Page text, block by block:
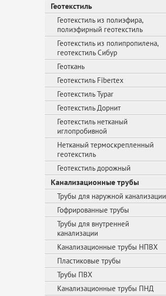
Геотекстиль
Геотекстиль из полиэфира,
полиэфирный геотекстиль
Геотекстиль из полипропилена,
геотекстиль Сибур
Геоткань
Геотекстиль Fibertex
Геотекстиль Typar
Геотекстиль Дорнит
Геотекстиль нетканый
иглопробивной
Нетканый термоскрепленный
геотекстиль
Геотекстиль дорожный
Канализационные трубы
Трубы для наружной канализации
Гофрированные трубы
Трубы для внутренней
канализации
Канализационные трубы НПВХ
Пластиковые трубы
Трубы ПВХ
Канализационные трубы ПНД